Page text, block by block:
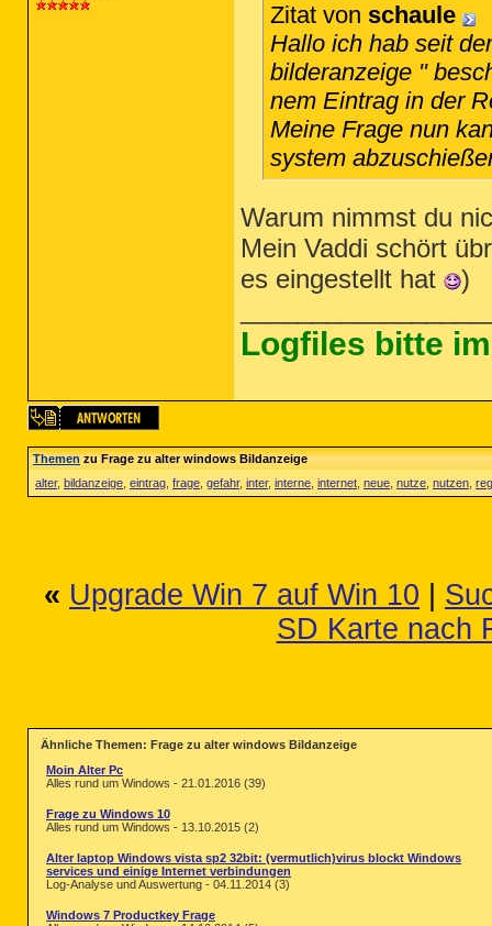
Zitat von schaule
Hallo ich hab seit
bilderanzeige "
nem Eintrag in der
Meine Frage nun
system
Warum nimmst du
Mein Vaddi schört
es eingestellt hat
)
Logfiles bitte
Themenzu Frage zu alter windows Bildanzeige
alter, bildanzeige eintrag frage gefahr, inter, interne internet neue nutze nutzen
« Upgrade Win 7 auf Win 10
SD Karte nach
Ähnliche Themen: Frage zu alter windows Bildanzeige
Moin Alter Pc
Alles rund um Windows - 21.01.2016 (39)
Frage zu Windows 10
Alles rund um Windows - 13.10.2015 (2)
Alter laptop Windows vista sp2 32bit: (vermutlich)virus blockt Windows
services und einige Internet verbindungen
Log-Analyse und Auswertung - 04.11.2014 (3)
Windows 7 Productkey Frage